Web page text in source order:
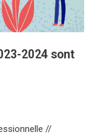
2024 sont
//